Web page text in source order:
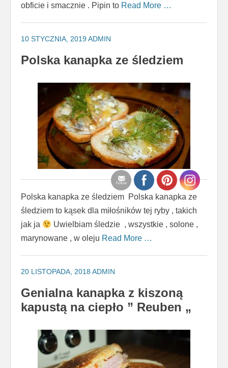
obficie i smacznie . Pipin to Read More …
10 STYCZNIA, 2019ADMIN
Polska kanapka ze śledziem
Polska kanapka ze śledziem Polska kanapka ze
śledziem to kąsek dla miłośników tej ryby , takich
jak ja
Uwielbiam śledzie , wszystkie , solone ,
marynowane , w oleju Read More …
20 LISTOPADA, 2018 ADMIN
Genialna kanapka z kiszoną
kapustą na ciepło ” Reuben „